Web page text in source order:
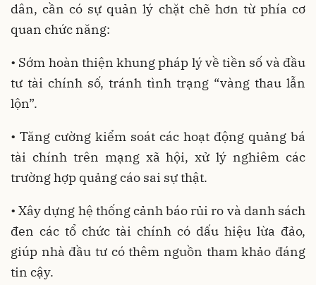
dân, cần có sự quản lý chặt chẽ hơn từ phía cơ
quan chức năng:
• Sớm hoàn thiện khung pháp lý về tiền số và đầu
tư tài chính số, tránh tình trạng “vàng thau lẫn
lộn”.
• Tăng cường kiểm soát các hoạt động quảng bá
tài chính trên mạng xã hội, xử lý nghiêm các
trường hợp quảng cáo sai sự thật.
• Xây dựng hệ thống cảnh báo rủi ro và danh sách
đen các tổ chức tài chính có dấu hiệu lừa đảo,
giúp nhà đầu tư có thêm nguồn tham khảo đáng
tin cậy.